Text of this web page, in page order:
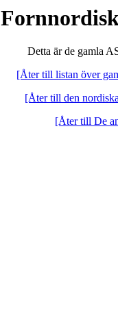
Detta är de gamla
[Åter till listan över
[Åter till den
[Åter till De